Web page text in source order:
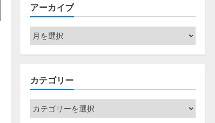
アーカイブ
ア
ー
カ
ブ
カテゴリー
カ
テ